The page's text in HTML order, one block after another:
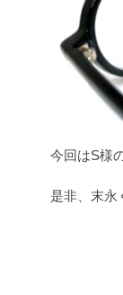
今回はS様
是非、末永